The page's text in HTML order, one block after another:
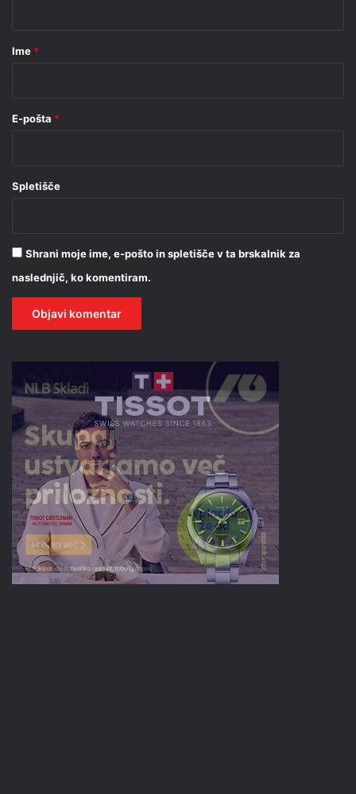
rIme *
E-pošta *
Spletišče
Shrani moje ime, e-pošto in spletišče v ta brskalnik za
naslednjič, ko komentiram.